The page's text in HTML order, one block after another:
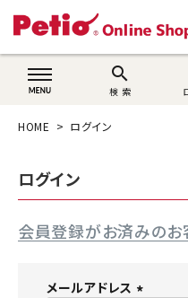
search
検 索
うさぎ用品
ブランド別に探す
目的別に探す
HOME ログイン
ログイン
会員登録がお済みのお
メールアドレス